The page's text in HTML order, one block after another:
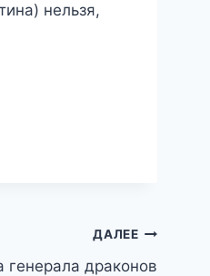
нельзя,
ДАЛЕЕ
генерала драконов